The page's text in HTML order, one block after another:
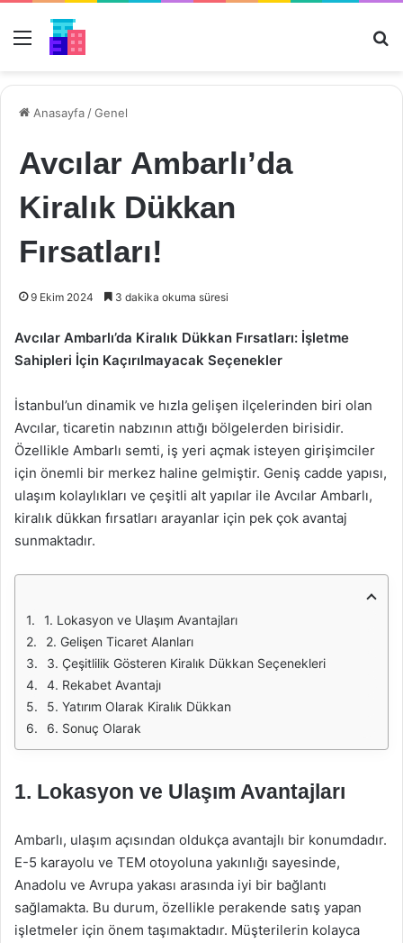
Menü
Anasayfa /Genel
Avcılar Ambarlı’da
Kiralık Dükkan
Fırsatları!
9 Ekim 2024 3 dakika okuma süresi
Avcılar Ambarlı’da Kiralık Dükkan Fırsatları: İşletme
Sahipleri İçin Kaçırılmayacak Seçenekler
İstanbul’un dinamik ve hızla gelişen ilçelerinden biri olan
Avcılar, ticaretin nabzının attığı bölgelerden birisidir.
Özellikle Ambarlı semti, iş yeri açmak isteyen girişimciler
için önemli bir merkez haline gelmiştir. Geniş cadde yapısı,
ulaşım kolaylıkları ve çeşitli alt yapılar ile Avcılar Ambarlı,
kiralık dükkan fırsatları arayanlar için pek çok avantaj
sunmaktadır.
1. Lokasyon ve Ulaşım Avantajları
2. Gelişen Ticaret Alanları
3. Çeşitlilik Gösteren Kiralık Dükkan Seçenekleri
4. Rekabet Avantajı
5. Yatırım Olarak Kiralık Dükkan
6. Sonuç Olarak
1. Lokasyon ve Ulaşım Avantajları
Ambarlı, ulaşım açısından oldukça avantajlı bir konumdadır.
E-5 karayolu ve TEM otoyoluna yakınlığı sayesinde,
Anadolu ve Avrupa yakası arasında iyi bir bağlantı
sağlamakta. Bu durum, özellikle perakende satış yapan
işletmeler için önem taşımaktadır. Müşterilerin kolayca